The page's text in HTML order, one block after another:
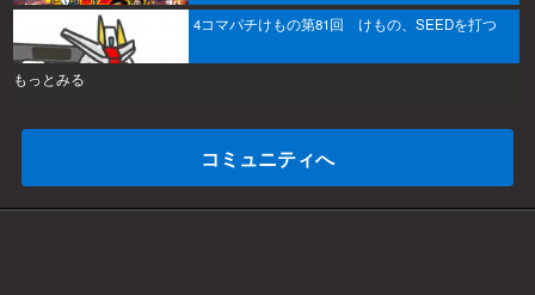
4コマパチけもの第81回 けもの、SEEDを打つ
もっとみる
コミュニティへ